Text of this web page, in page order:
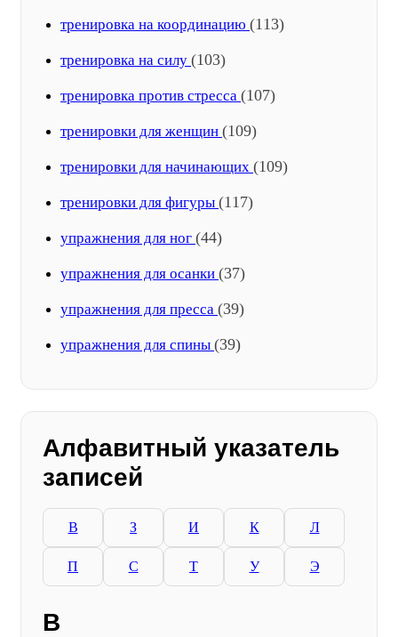
тренировка на координацию (113)
тренировка на силу (103)
тренировка против стресса (107)
тренировки для женщин (109)
тренировки для начинающих (109)
тренировки для фигуры (117)
упражнения для ног (44)
упражнения для осанки (37)
упражнения для пресса (39)
упражнения для спины (39)
Алфавитный указатель
записей
В З И К Л
П С Т У Э
В